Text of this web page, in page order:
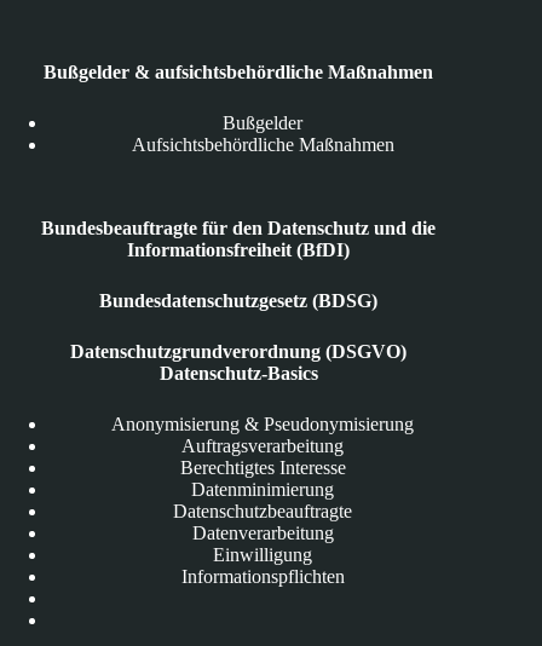
Bußgelder & aufsichtsbehördliche Maßnahmen
Bußgelder
Aufsichtsbehördliche Maßnahmen
Bundesbeauftragte für den Datenschutz und die
Informationsfreiheit (BfDI)
Bundesdatenschutzgesetz (BDSG)
Datenschutzgrundverordnung (DSGVO)
Datenschutz-Basics
Anonymisierung & Pseudonymisierung
Auftragsverarbeitung
Berechtigtes Interesse
Datenminimierung
Datenschutzbeauftragte
Datenverarbeitung
Einwilligung
Informationspflichten